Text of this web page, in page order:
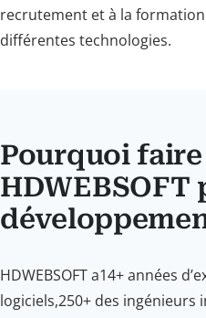
recrutement et à la
différentes technologies.
Pourquoi
HDWEBSOFT
HDWEBSOFT a14+ années
logiciels,250+ des